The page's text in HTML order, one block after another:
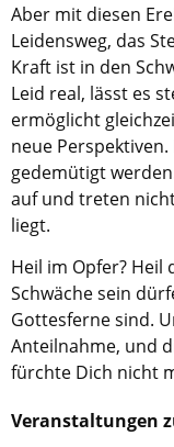
Aber mit diesen
Leidensweg, das
Kraft ist in den
Leid real, lässt es
ermöglicht
neue
gedemütigt
auf und treten
liegt.
Heil im Opfer? Heil
Schwäche sein
Gottesferne sind.
Anteilnahme, und
fürchte Dich nicht
Veranstaltungen